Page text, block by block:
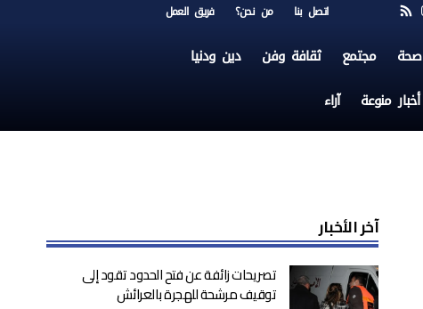
اتصل بنا من نحن؟ فريق العمل
صحة مجتمع ثقافة وفن دين ودنيا
أخبار منوعة آراء
آخر الأخبار
تصريحات زائفة عن فتح الحدود تقود إلى
توقيف مرشحة للهجرة بالعرائش